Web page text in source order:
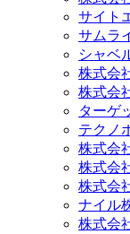
サイト
サムラ
シャベ
株式会
株式会
ターゲ
テクノ
株式会
株式会
株式会
ナイル
株式会